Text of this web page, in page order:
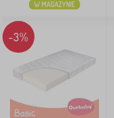
W MAGAZYNIE
-3%